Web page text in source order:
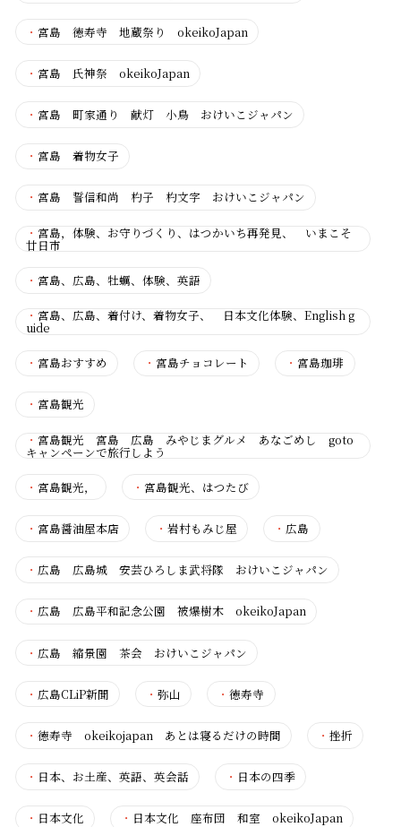
・ 宮島 徳寿寺 地蔵祭り okeikoJapan
・ 宮島 氏神祭 okeikoJapan
・ 宮島 町家通り 献灯 小鳥 おけいこジャパン
・ 宮島 着物女子
・ 宮島 誓信和尚 杓子 杓文字 おけいこジャパン
・ 宮島，体験、お守りづくり、はつかいち再発見、 いまこそ
廿日市
・ 宮島、広島、牡蠣、体験、英語
・ 宮島、広島、着付け、着物女子、 日本文化体験、English g
uide
・ 宮島おすすめ ・ 宮島チョコレート ・ 宮島珈琲
・ 宮島観光
・ 宮島観光 宮島 広島 みやじまグルメ あなごめし goto
キャンペーンで旅行しよう
・ 宮島観光， ・ 宮島観光、はつたび
・ 宮島醤油屋本店 ・岩村もみじ屋 ・ 広島
・ 広島 広島城 安芸ひろしま武将隊 おけいこジャパン
・ 広島 広島平和記念公園 被爆樹木 okeikoJapan
・ 広島 縮景園 茶会 おけいこジャパン
・ 広島CLiP新聞 ・弥山 ・徳寿寺
・ 徳寿寺 okeikojapan あとは寝るだけの時間 ・挫折
・ 日本、お土産、英語、英会話 ・ 日本の四季
・ 日本文化 ・ 日本文化 座布団 和室 okeikoJapan